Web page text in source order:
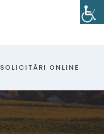
SOLICITĂRI ONLINE